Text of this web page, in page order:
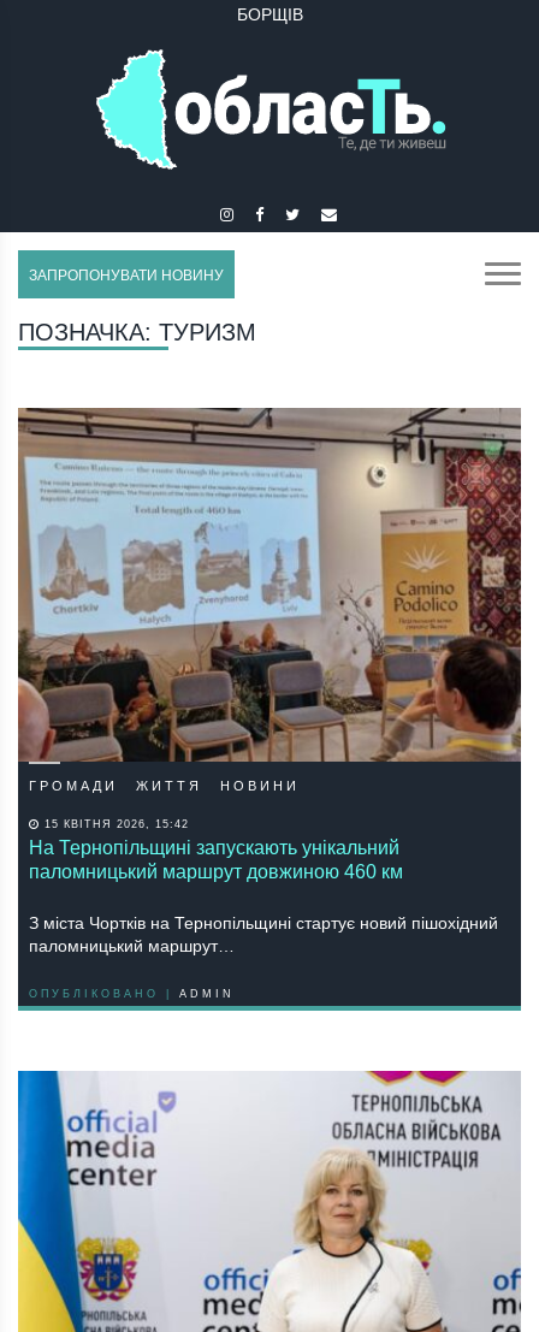
БУЧАЧ
ЗАПРОПОНУВАТИ НОВИНУ
ПОЗНАЧКА: ТУРИЗМ
ГРОМАДИ ЖИТТЯ НОВИНИ
15 КВІТНЯ 2026, 15:42
На Тернопільщині запускають унікальний
паломницький маршрут довжиною 460 км
З міста Чортків на Тернопільщині стартує новий пішохідний
паломницький маршрут…
ОПУБЛІКОВАНО | ADMIN